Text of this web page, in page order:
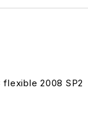
flexible 2008 SP2